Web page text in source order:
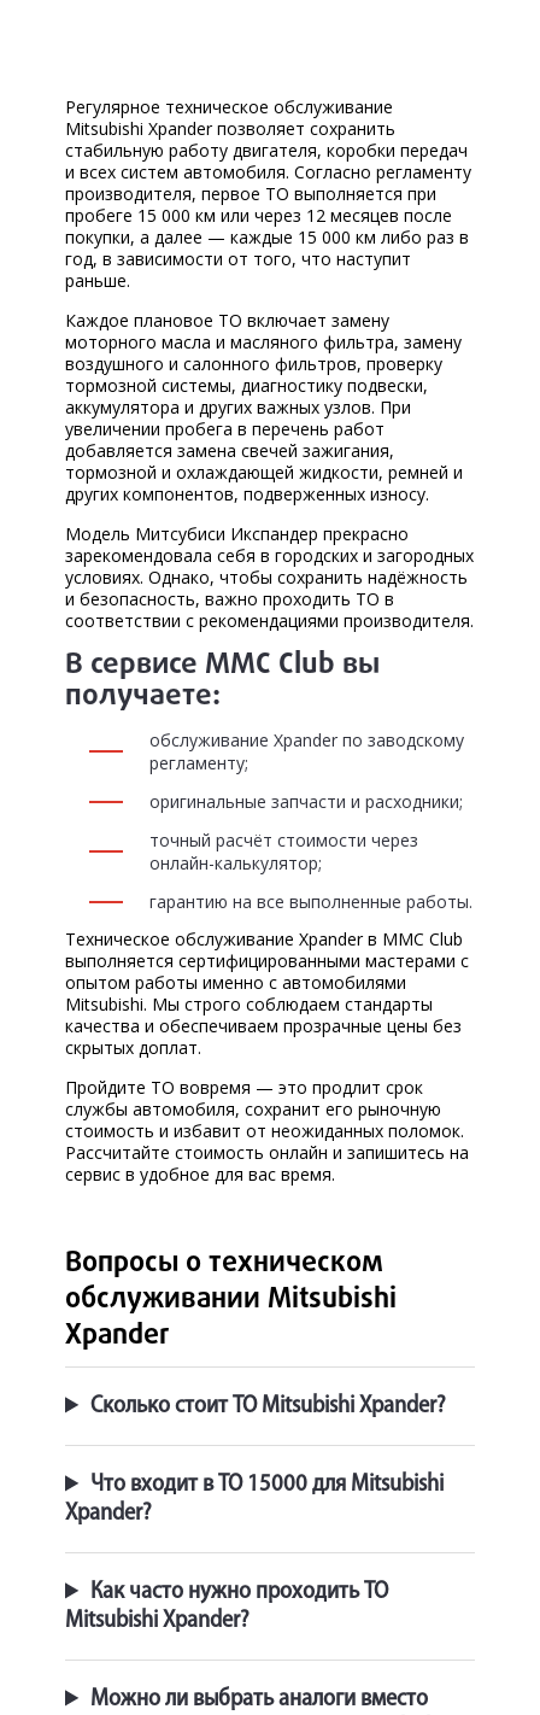
Регулярное техническое обслуживание
Mitsubishi Xpander позволяет сохранить
стабильную работу двигателя, коробки передач
и всех систем автомобиля. Согласно регламенту
производителя, первое ТО выполняется при
пробеге 15 000 км или через 12 месяцев после
покупки, а далее — каждые 15 000 км либо раз в
год, в зависимости от того, что наступит
раньше.
Каждое плановое ТО включает замену
моторного масла и масляного фильтра, замену
воздушного и салонного фильтров, проверку
тормозной системы, диагностику подвески,
аккумулятора и других важных узлов. При
увеличении пробега в перечень работ
добавляется замена свечей зажигания,
тормозной и охлаждающей жидкости, ремней и
других компонентов, подверженных износу.
Модель Митсубиси Икспандер прекрасно
зарекомендовала себя в городских и загородных
условиях. Однако, чтобы сохранить надёжность
и безопасность, важно проходить ТО в
соответствии с рекомендациями производителя.
В сервисе MMC Club вы
получаете:
обслуживание Xpander по заводскому
регламенту;
оригинальные запчасти и расходники;
точный расчёт стоимости через
онлайн-калькулятор;
гарантию на все выполненные работы.
Техническое обслуживание Xpander в MMC Club
выполняется сертифицированными мастерами с
опытом работы именно с автомобилями
Mitsubishi. Мы строго соблюдаем стандарты
качества и обеспечиваем прозрачные цены без
скрытых доплат.
Пройдите ТО вовремя — это продлит срок
службы автомобиля, сохранит его рыночную
стоимость и избавит от неожиданных поломок.
Рассчитайте стоимость онлайн и запишитесь на
сервис в удобное для вас время.
Вопросы о техническом
обслуживании Mitsubishi
Xpander
Сколько стоит ТО Mitsubishi Xpander?
Что входит в ТО 15000 для Mitsubishi
Xpander?
Как часто нужно проходить ТО
Mitsubishi Xpander?
Можно ли выбрать аналоги вместо